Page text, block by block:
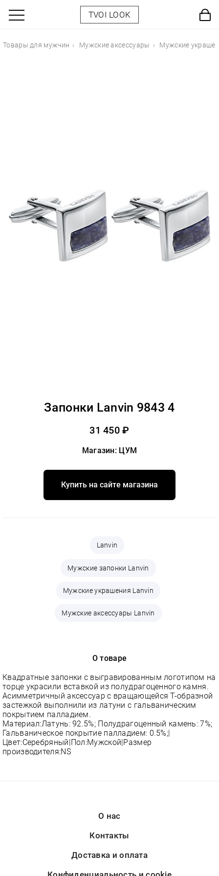
TVOI LOOK
Товары для мужчин Мужские аксессуары Мужские
Запонки Lanvin 9843 4
31 450 ₽
Магазин: ЦУМ
Купить на сайте магазина
Lanvin
Мужские запонки Lanvin
Мужские украшения Lanvin
Мужские аксессуары Lanvin
О товаре
Квадратные запонки с выгравированным логотипом на
торце украсили вставкой из полудрагоценного камня.
Асимметричный аксессуар с вращающейся Т-образной
застежкой выполнили из латуни с гальваническим
покрытием палладием.
Материал:Латунь: 92.5%; Полудрагоценный камень: 7%;
Гальваническое покрытие палладием: 0.5%;|
Цвет:Серебряный|Пол:Мужской|Размер
производителя:NS
О нас
Контакты
Доставка и оплата